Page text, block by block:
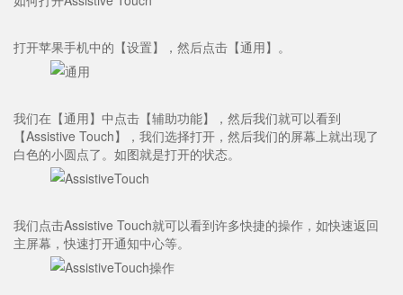
打开苹果手机中的【设置】，然后点击【通用】。
我们在【通用】中点击【辅助功能】，然后我们就可以看到
【Assistive Touch】，我们选择打开，然后我们的屏幕上就出现了
白色的小圆点了。如图就是打开的状态。
我们点击Assistive Touch就可以看到许多快捷的操作，如快速返回
主屏幕，快速打开通知中心等。